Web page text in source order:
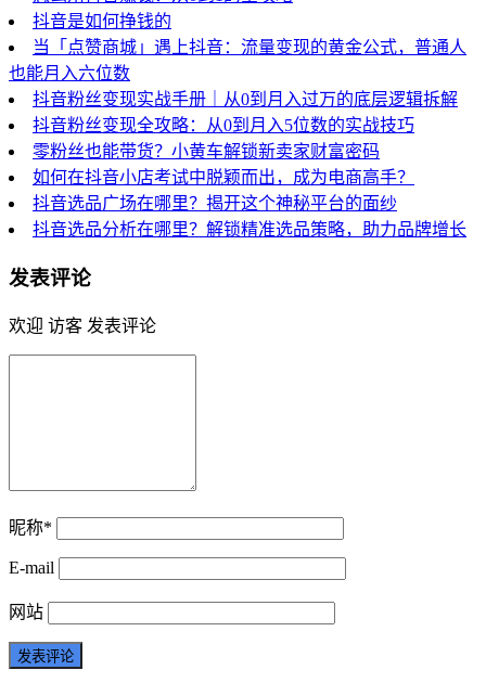
抖音是如何挣钱的
当「点赞商城」遇上抖音：流量变现的黄金公式，普通人
也能月入六位数
抖音粉丝变现实战手册｜从0到月入过万的底层逻辑拆解
抖音粉丝变现全攻略：从0到月入5位数的实战技巧
零粉丝也能带货？小黄车解锁新卖家财富密码
如何在抖音小店考试中脱颖而出，成为电商高手？
抖音选品广场在哪里？揭开这个神秘平台的面纱
抖音选品分析在哪里？解锁精准选品策略，助力品牌增长
发表评论
欢迎 访客 发表评论
昵称*
E-mail
网站